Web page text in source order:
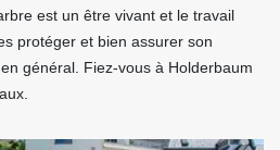
est un être vivant et le travail
protéger et bien assurer son
général. Fiez-vous à Holderbaum